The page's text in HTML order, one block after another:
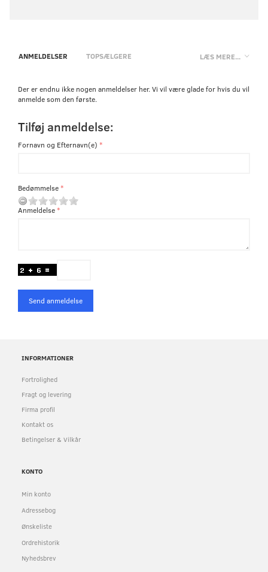
LÆS MERE...
ANMELDELSER TOPSÆLGERE
Der er endnu ikke nogen anmeldelser her. Vi vil være glade for hvis du vil
anmelde som den første.
Tilføj anmeldelse:
Fornavn og Efternavn(e)
Bedømmelse
Anmeldelse
Send anmeldelse
INFORMATIONER
Fortrolighed
Fragt og levering
Firma profil
Kontakt os
Betingelser & Vilkår
KONTO
Min konto
Adressebog
Ønskeliste
Ordrehistorik
Nyhedsbrev